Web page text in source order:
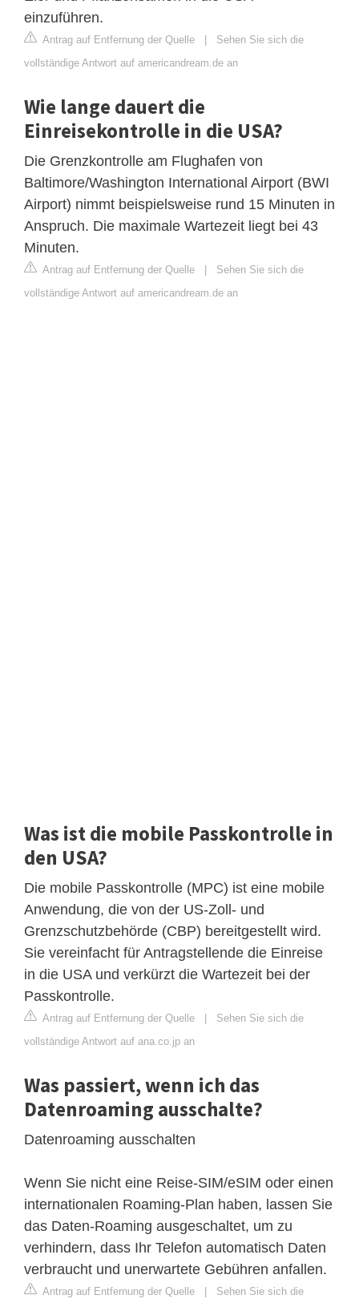
einzuführen.
Antrag auf Entfernung der Quelle | Sehen Sie sich die
vollständige Antwort auf americandream.de an
Wie lange dauert die
Einreisekontrolle in die USA?
Die Grenzkontrolle am Flughafen von
Baltimore/Washington International Airport (BWI
Airport) nimmt beispielsweise rund 15 Minuten in
Anspruch. Die maximale Wartezeit liegt bei 43
Minuten.
Antrag auf Entfernung der Quelle | Sehen Sie sich die
vollständige Antwort auf americandream.de an
Was ist die mobile Passkontrolle in
den USA?
Die mobile Passkontrolle (MPC) ist eine mobile
Anwendung, die von der US-Zoll- und
Grenzschutzbehörde (CBP) bereitgestellt wird.
Sie vereinfacht für Antragstellende die Einreise
in die USA und verkürzt die Wartezeit bei der
Passkontrolle.
Antrag auf Entfernung der Quelle | Sehen Sie sich die
vollständige Antwort auf ana.co.jp an
Was passiert, wenn ich das
Datenroaming ausschalte?
Datenroaming ausschalten
Wenn Sie nicht eine Reise-SIM/eSIM oder einen
internationalen Roaming-Plan haben, lassen Sie
das Daten-Roaming ausgeschaltet, um zu
verhindern, dass Ihr Telefon automatisch Daten
verbraucht und unerwartete Gebühren anfallen.
Antrag auf Entfernung der Quelle | Sehen Sie sich die